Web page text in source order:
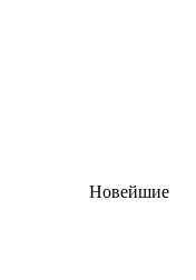
Новейшие